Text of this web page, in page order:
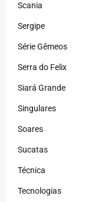
Scania
Sergipe
Série Gêmeos
Serra do Felix
Siará Grande
Singulares
Soares
Sucatas
Técnica
Tecnologias